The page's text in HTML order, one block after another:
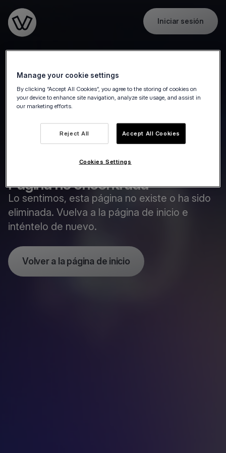
Iniciar sesión
Página no encontrada
Lo sentimos, esta página no existe o ha sido
eliminada. Vuelva a la página de inicio e
inténtelo de nuevo.
Volver a la página de inicio
Manage your cookie settings
By clicking “Accept All Cookies”, you agree to the storing of cookies on
your device to enhance site navigation, analyze site usage, and assist in
our marketing efforts.
Reject All Accept All Cookies
Cookies Settings